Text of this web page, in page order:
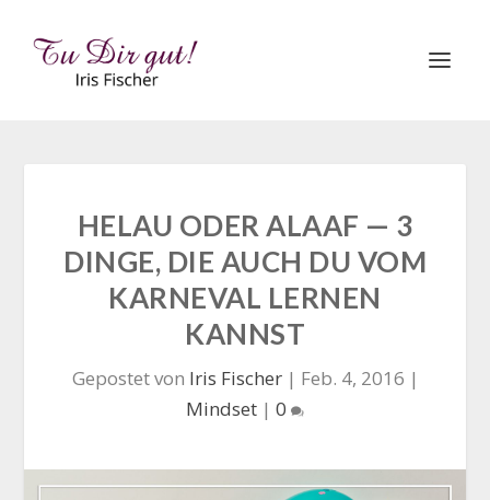
HELAU ODER ALAAF — 3
DINGE, DIE AUCH DU VOM
KARNEVAL LERNEN
KANNST
Gepostet von Iris Fischer| Feb. 4, 2016 |
Mindset | 0